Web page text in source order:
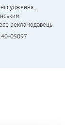
судження,
рекламодавець.
05097